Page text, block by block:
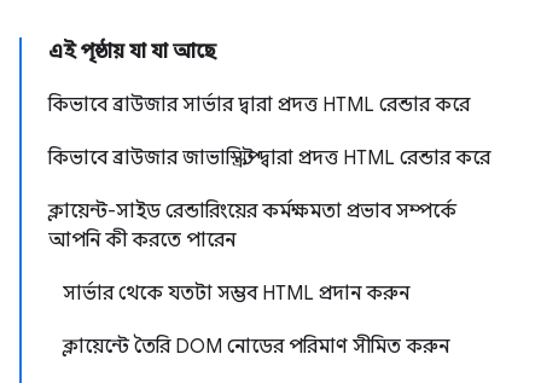
এই পৃষ্ঠায় যা যা আছে
কিভাবে ব্রাউজার সার্ভার দ্বারা প্রদত্ত HTML রেন্ডার করে
কিভাবে ব্রাউজার জাভাস্ক্রিপ্ট দ্বারা প্রদত্ত HTML রেন্ডার করে
ক্লায়েন্ট-সাইড রেন্ডারিংয়ের কর্মক্ষমতা প্রভাব সম্পর্কে
আপনি কী করতে পারেন
সার্ভার থেকে যতটা সম্ভব HTML প্রদান করুন
ক্লায়েন্টে তৈরি DOM নোডের পরিমাণ সীমিত করুন